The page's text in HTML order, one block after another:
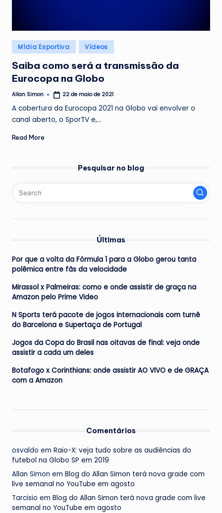
Posted
in
Mídia Esportiva Vídeos
Saiba como será a transmissão da
Eurocopa na Globo
Posted
Allan Simon 22 de maio de 2021
A cobertura da Eurocopa 2021 na Globo vai envolver o
canal aberto, o SporTV e,…
Read More
Pesquisar no blog
Últimas
Por que a volta da Fórmula 1 para a Globo gerou tanta
polêmica entre fãs da velocidade
Mirassol x Palmeiras: como e onde assistir de graça na
Amazon pelo Prime Video
N Sports terá pacote de jogos internacionais com turnê
do Barcelona e Supertaça de Portugal
Jogos da Copa do Brasil nas oitavas de final: veja onde
assistir a cada um deles
Botafogo x Corinthians: onde assistir AO VIVO e de GRAÇA
com a Amazon
Comentários
osvaldo em Raio-X: veja tudo sobre as audiências do
futebol na Globo SP em 2019
Allan Simon em Blog do Allan Simon terá nova grade com
live semanal no YouTube em agosto
Tarcisio em Blog do Allan Simon terá nova grade com live
semanal no YouTube em agosto